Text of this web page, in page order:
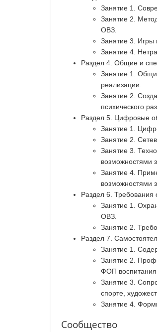
Занятие 1.
Занятие 2.
ОВЗ.
Занятие 3. Игры
Занятие 4.
Раздел 4. Общие и
Занятие 1.
реализации.
Занятие 2.
психического
Раздел 5. Цифровые
Занятие 1.
Занятие 2.
Занятие 3.
возможностями
Занятие 4.
возможностями
Раздел 6. Требования
Занятие 1.
ОВЗ.
Занятие 2.
Раздел 7.
Занятие 1.
Занятие 2.
ФОП
Занятие 3.
спорте,
Занятие 4.
Сообщество